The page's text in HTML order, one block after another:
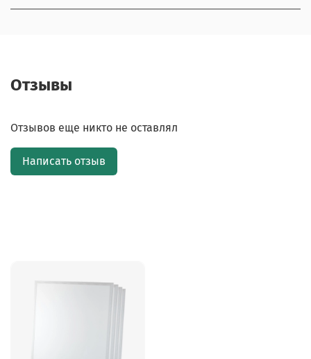
Отзывы
Отзывов еще никто не оставлял
Написать отзыв